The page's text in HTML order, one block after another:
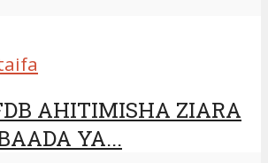
AHITIMISHA ZIARA
YA...